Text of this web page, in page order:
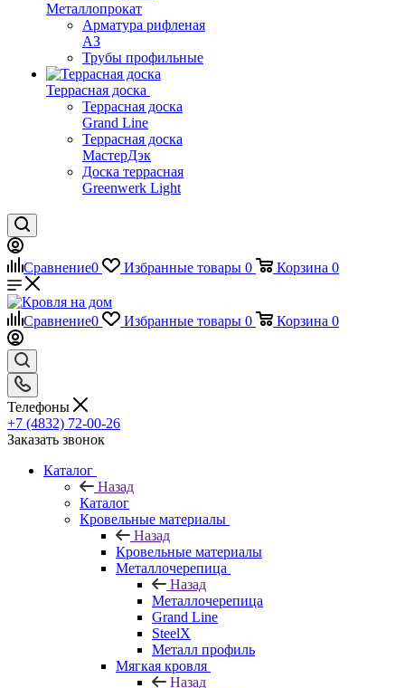
Металлопрокат
Арматура рифленая
АЗ
Трубы профильные
Террасная доска
Террасная доска
Grand Line
Террасная доска
МастерДэк
Доска террасная
Greenwerk Light
Сравнение0 Избранные товары 0 Корзина 0
Сравнение0 Избранные товары 0 Корзина 0
Телефоны
+7 (4832) 72-00-26
Заказать звонок
Каталог
Назад
Каталог
Кровельные материалы
Назад
Кровельные материалы
Металлочерепица
Назад
Металлочерепица
Grand Line
SteelX
Металл профиль
Мягкая кровля
Назад